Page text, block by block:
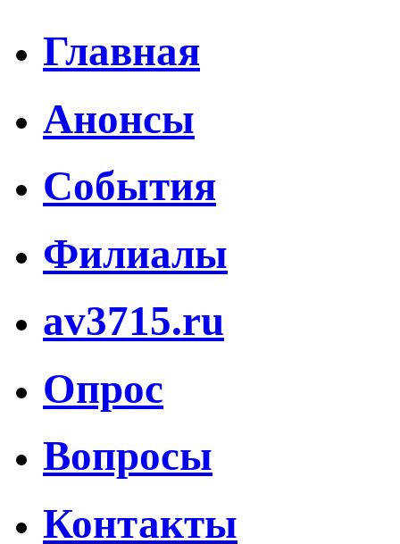
Главная
Анонсы
События
Филиалы
av3715.ru
Опрос
Вопросы
Контакты